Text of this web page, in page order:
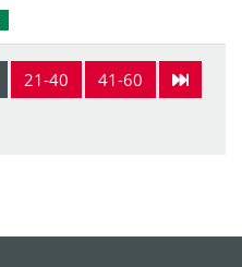
21-40
41-60